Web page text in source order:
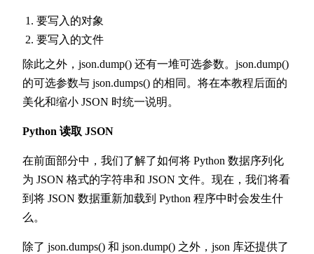
要写入的对象
要写入的文件
除此之外，json.dump() 还有一堆可选参数。json.dump()
的可选参数与 json.dumps() 的相同。将在本教程后面的
美化和缩小 JSON 时统一说明。
Python 读取 JSON
在前面部分中，我们了解了如何将 Python 数据序列化
为 JSON 格式的字符串和 JSON 文件。现在，我们将看
到将 JSON 数据重新加载到 Python 程序中时会发生什
么。
除了 json.dumps() 和 json.dump() 之外，json 库还提供了